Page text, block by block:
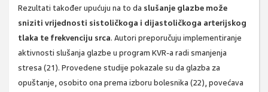
Rezultati također upućuju na to da slušanje glazbe može
sniziti vrijednosti sistoličkoga i dijastoličkoga arterijskog
tlaka te frekvenciju srca. Autori preporučuju implementiranje
aktivnosti slušanja glazbe u program KVR-a radi smanjenja
stresa (21). Provedene studije pokazale su da glazba za
opuštanje, osobito ona prema izboru bolesnika (22), povećava